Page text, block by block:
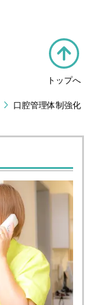
トップへ
口腔管理体制強化